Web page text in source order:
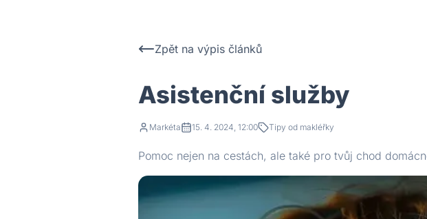
Zpět na výpis článků
Asistenční služby
Markéta 15. 4. 2024, 12:00 Tipy od makléřky
Pomoc nejen na cestách, ale také pro tvůj chod